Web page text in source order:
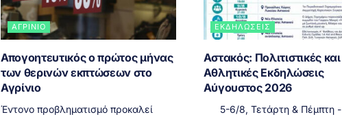
ΑΓΡΊΝΙΟ
Απογοητευτικός ο πρώτος μήνας
των θερινών εκπτώσεων στο
Αγρίνιο
Έντονο προβληματισμό προκαλεί
ΕΚΔΗΛΏΣΕΙΣ
Αστακός: Πολιτιστικές και
Αθλητικές Εκδηλώσεις
Αύγουστος 2026
5-6/8, Τετάρτη & Πέμπτη -